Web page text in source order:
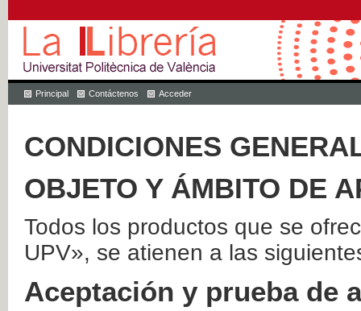
Principal Contáctenos Acceder
CONDICIONES
OBJETO Y ÁMBITO DE
Todos los productos que se
UPV», se atienen a las
Aceptación y prueba de